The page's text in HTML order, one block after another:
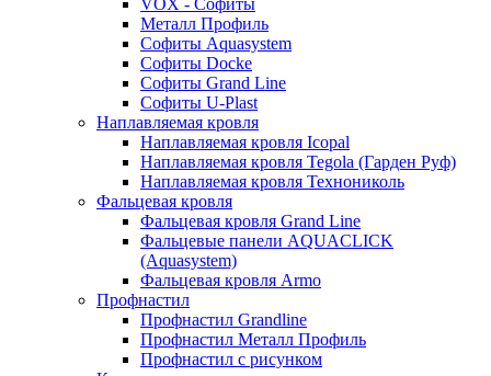
VOX - Софиты
Металл Профиль
Софиты Aquasystem
Софиты Docke
Софиты Grand Line
Софиты U-Plast
Наплавляемая кровля
Наплавляемая кровля Icopal
Наплавляемая кровля Tegola (Гарден Руф)
Наплавляемая кровля Технониколь
Фальцевая кровля
Фальцевая кровля Grand Line
Фальцевые панели AQUACLICK
(Aquasystem)
Фальцевая кровля Armo
Профнастил
Профнастил Grandline
Профнастил Металл Профиль
Профнастил с рисунком